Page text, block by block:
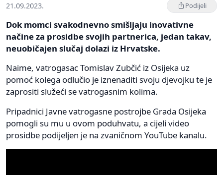
21.09.2023. Podijeli
Dok momci svakodnevno smišljaju inovativne
načine za prosidbe svojih partnerica, jedan takav,
neuobičajen slučaj dolazi iz Hrvatske.
Naime, vatrogasac Tomislav Zubčić iz Osijeka uz
pomoć kolega odlučio je iznenaditi svoju djevojku te je
zaprositi služeći se vatrogasnim kolima.
Pripadnici Javne vatrogasne postrojbe Grada Osijeka
pomogli su mu u ovom poduhvatu, a cijeli video
prosidbe podijeljen je na zvaničnom YouTube kanalu.